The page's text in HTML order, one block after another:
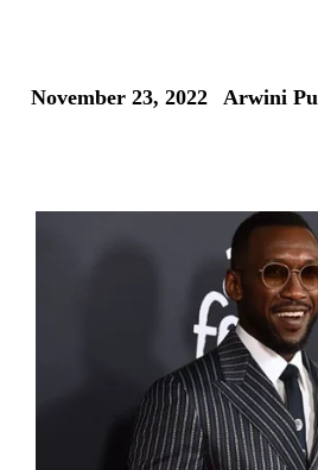
November 23, 2022 Arwini